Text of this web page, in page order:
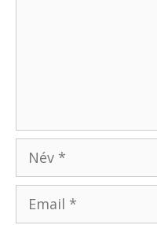
Szólj hozzá!
Értékeld a receptet